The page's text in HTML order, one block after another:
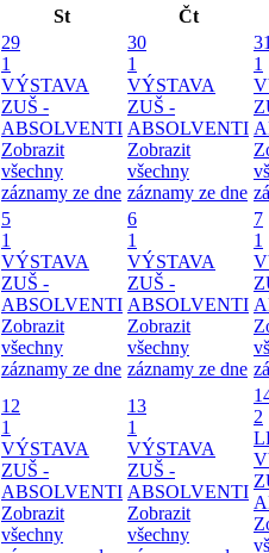
St
Čt
29
1
VÝSTAVA
ZUŠ -
ABSOLVENTI
Zobrazit
všechny
záznamy ze dne
30
1
VÝSTAVA
ZUŠ -
ABSOLVENTI
Zobrazit
všechny
záznamy ze dne
1
5
1
VÝSTAVA
ZUŠ -
ABSOLVENTI
Zobrazit
všechny
záznamy ze dne
6
1
VÝSTAVA
ZUŠ -
ABSOLVENTI
Zobrazit
všechny
záznamy ze dne
7
1
12
1
VÝSTAVA
ZUŠ -
ABSOLVENTI
Zobrazit
všechny
13
1
VÝSTAVA
ZUŠ -
ABSOLVENTI
Zobrazit
všechny
2